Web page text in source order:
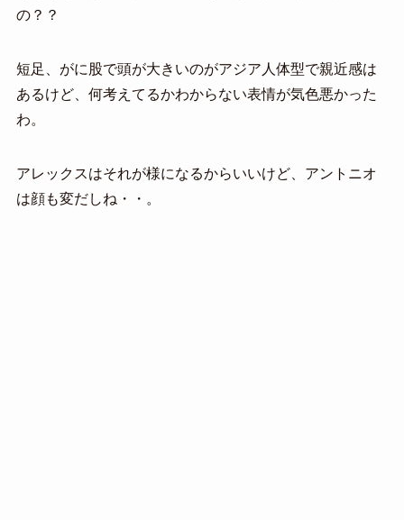
の？？
短足、がに股で頭が大きいのがアジア人体型で親近感は
あるけど、何考えてるかわからない表情が気色悪かった
わ。
アレックスはそれが様になるからいいけど、アントニオ
は顔も変だしね・・。